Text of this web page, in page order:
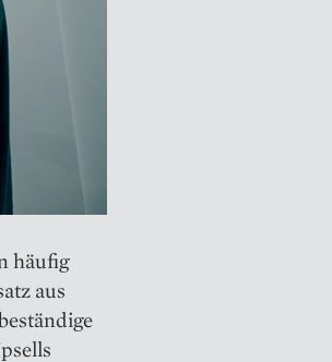
häufig
aus